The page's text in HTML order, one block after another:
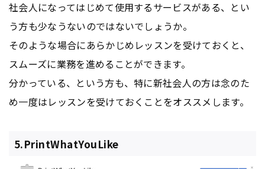
社会人になってはじめて使用するサービスがある、とい
う方も少なうないのではないでしょうか。
そのような場合にあらかじめレッスンを受けておくと、
スムーズに業務を進めることができます。
分かっている、という方も、特に新社会人の方は念のた
め一度はレッスンを受けておくことをオススメします。
5.PrintWhatYouLike